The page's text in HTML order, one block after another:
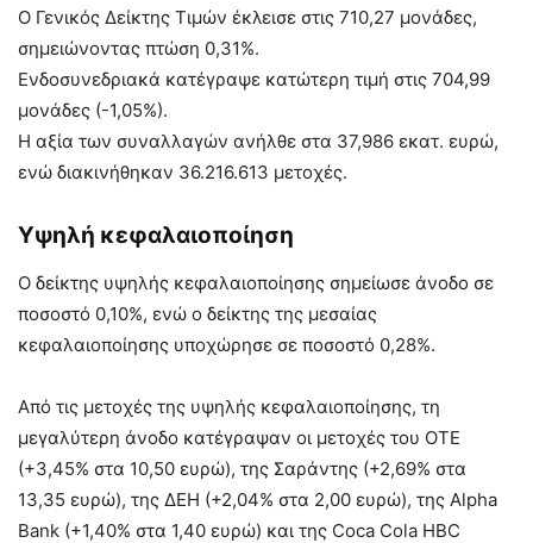
O Γενικός Δείκτης Τιμών έκλεισε στις 710,27 μονάδες,
σημειώνοντας πτώση 0,31%.
Ενδοσυνεδριακά κατέγραψε κατώτερη τιμή στις 704,99
μονάδες (-1,05%).
Η αξία των συναλλαγών ανήλθε στα 37,986 εκατ. ευρώ,
ενώ διακινήθηκαν 36.216.613 μετοχές.
Υψηλή κεφαλαιοποίηση
Ο δείκτης υψηλής κεφαλαιοποίησης σημείωσε άνοδο σε
ποσοστό 0,10%, ενώ ο δείκτης της μεσαίας
κεφαλαιοποίησης υποχώρησε σε ποσοστό 0,28%.
Από τις μετοχές της υψηλής κεφαλαιοποίησης, τη
μεγαλύτερη άνοδο κατέγραψαν οι μετοχές του ΟΤΕ
(+3,45% στα 10,50 ευρώ), της Σαράντης (+2,69% στα
13,35 ευρώ), της ΔΕΗ (+2,04% στα 2,00 ευρώ), της Alpha
Bank (+1,40% στα 1,40 ευρώ) και της Coca Cola HBC